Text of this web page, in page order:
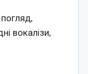
вокалізи,